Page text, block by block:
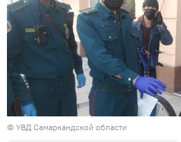
© УВД Самаркандской области